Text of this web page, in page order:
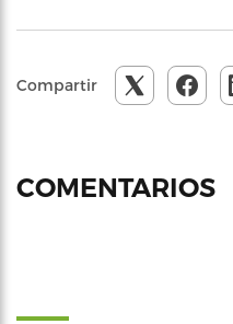
Compartir
COMENTARIOS